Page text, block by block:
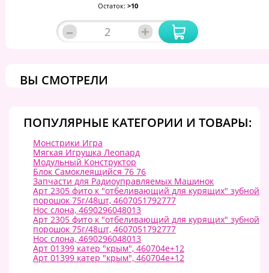
Остаток: >10
– +
ВЫ СМОТРЕЛИ
ПОПУЛЯРНЫЕ КАТЕГОРИИ И ТОВАРЫ:
Монстрики Игра
Мягкая Игрушка Леопард
Модульный Конструктор
Блок Самоклеящийся 76 76
Запчасти для Радиоуправляемых Машинок
Арт 2305 фито к "отбеливающий для курящих" зубной
порошок 75г/48шт, 4607051792777
Нос слона, 4690296048013
Арт 2305 фито к "отбеливающий для курящих" зубной
порошок 75г/48шт, 4607051792777
Нос слона, 4690296048013
Арт 01399 катер "крым", 460704e+12
Арт 01399 катер "крым", 460704e+12